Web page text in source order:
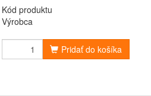
Kód produktu
Výrobca
Pridať do košíka